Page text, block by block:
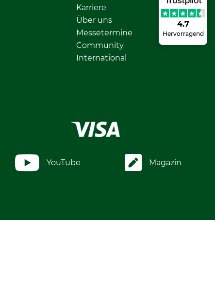
4.7
Hervorragend
Karriere
Über uns
Messetermine
Community
International
YouTube Magazin